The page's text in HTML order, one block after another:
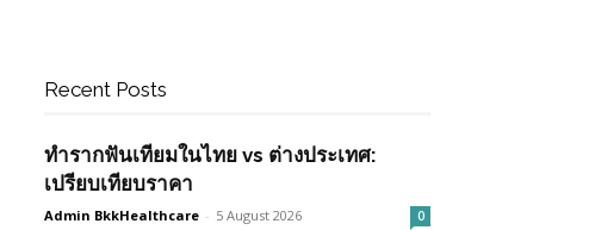
Recent Posts
ทำรากฟันเทียมในไทย vs ต่างประเทศ:
เปรียบเทียบราคา
Admin BkkHealthcare - 5 August 2026 0